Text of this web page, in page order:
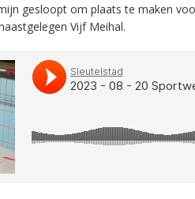
gesloopt om plaats te maken
Vijf Meihal.